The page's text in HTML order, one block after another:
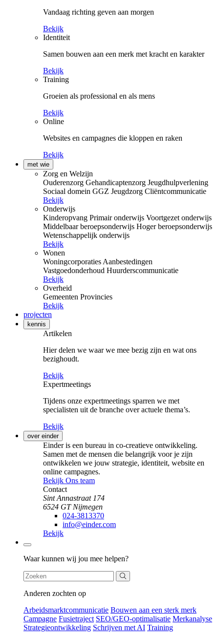
Vandaag richting geven aan morgen
Bekijk
Identiteit
Samen bouwen aan een merk met kracht en karakter
Bekijk
Training
Groeien als professional en als mens
Bekijk
Online
Websites en campagnes die kloppen en raken
Bekijk
met wie
Zorg en Welzijn
Ouderenzorg Gehandicaptenzorg Jeugdhulpverlening
Sociaal domein GGZ Jeugdzorg Cliëntcommunicatie
Bekijk
Onderwijs
Kinderopvang Primair onderwijs Voortgezet onderwijs
Middelbaar beroepsonderwijs Hoger beroepsonderwijs
Wetenschappelijk onderwijs
Bekijk
Wonen
Woningcorporaties Aanbestedingen
Vastgoedonderhoud Huurderscommunicatie
Bekijk
Overheid
Gemeenten Provincies
Bekijk
projecten
kennis
Artikelen
Hier delen we waar we mee bezig zijn en wat ons
bezighoudt.
Bekijk
Expertmeetings
Tijdens onze expertmeetings sparren we met
specialisten uit de branche over actuele thema’s.
Bekijk
over einder
Einder is een bureau in co-creatieve ontwikkeling.
Samen met de mensen die belangrijk voor je zijn
ontwikkelen we jouw strategie, identiteit, website en
online campagnes.
Bekijk Ons team
Contact
Sint Annastraat 174
6524 GT Nijmegen
024-3813370
info@einder.com
Bekijk
Zoeken
Waar kunnen wij jou mee helpen?
Anderen zochten op
Arbeidsmarktcommunicatie Bouwen aan een sterk merk
Campagne Fusietraject SEO/GEO-optimalisatie Merkanalyse
Strategieontwikkeling Schrijven met AI Training